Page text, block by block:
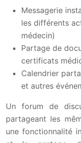
Messagerie
les différents
médecin)
Partage de
certificats
Calendrier
et autres
Un forum de
partageant les
une fonctionnalité